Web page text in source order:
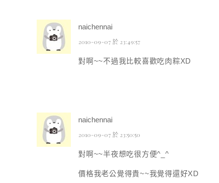
naichennai
2010-09-07 於 23:49:57
對啊~~不過我比較喜歡吃肉粽XD
naichennai
2010-09-07 於 23:50:50
對啊~~半夜想吃很方便^_^
價格我老公覺得貴~~我覺得還好XD